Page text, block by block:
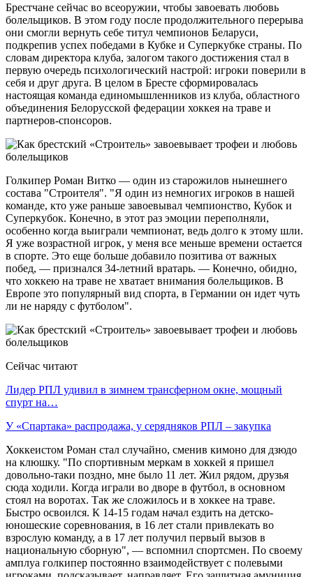
Брестчане сейчас во всеоружии, чтобы завоевать любовь
болельщиков. В этом году после продолжительного перерыва
они смогли вернуть себе титул чемпионов Беларуси,
подкрепив успех победами в Кубке и Суперкубке страны. По
словам директора клуба, залогом такого достижения стал в
первую очередь психологический настрой: игроки поверили в
себя и друг друга. В целом в Бресте сформировалась
настоящая команда единомышленников из клуба, областного
объединения Белорусской федерации хоккея на траве и
партнеров-спонсоров.
Голкипер Роман Витко — один из старожилов нынешнего
состава "Строителя". "Я один из немногих игроков в нашей
команде, кто уже раньше завоевывал чемпионство, Кубок и
Суперкубок. Конечно, в этот раз эмоции переполняли,
особенно когда выиграли чемпионат, ведь долго к этому шли.
Я уже возрастной игрок, у меня все меньше времени остается
в спорте. Это еще больше добавило позитива от важных
побед, — признался 34-летний вратарь. — Конечно, обидно,
что хоккею на траве не хватает внимания болельщиков. В
Европе это популярный вид спорта, в Германии он идет чуть
ли не наряду с футболом".
Сейчас читают
Лидер РПЛ удивил в зимнем трансферном окне, мощный
спурт на…
У «Спартака» распродажа, у серядняков РПЛ – закупка
Хоккеистом Роман стал случайно, сменив кимоно для дзюдо
на клюшку. "По спортивным меркам в хоккей я пришел
довольно-таки поздно, мне было 11 лет. Жил рядом, друзья
сюда ходили. Когда играли во дворе в футбол, в основном
стоял на воротах. Так же сложилось и в хоккее на траве.
Быстро освоился. К 14-15 годам начал ездить на детско-
юношеские соревнования, в 16 лет стали привлекать во
взрослую команду, а в 17 лет получил первый вызов в
национальную сборную", — вспомнил спортсмен. По своему
амплуа голкипер постоянно взаимодействует с полевыми